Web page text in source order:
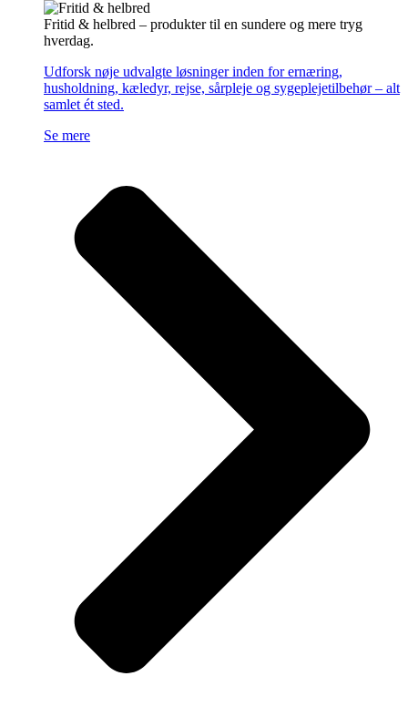
Fritid & helbred – produkter til en sundere og mere tryg
hverdag.
Udforsk nøje udvalgte løsninger inden for ernæring,
husholdning, kæledyr, rejse, sårpleje og sygeplejetilbehør – alt
samlet ét sted.
Se mere